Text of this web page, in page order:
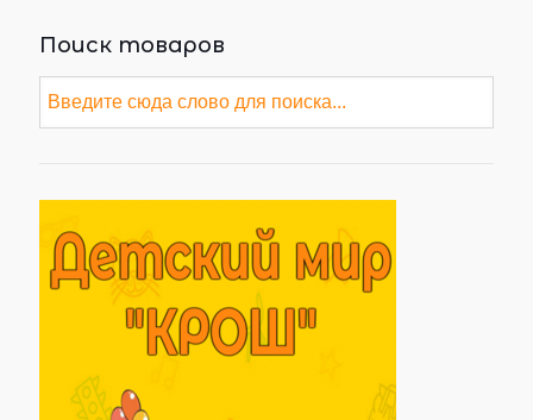
Поиск товаров